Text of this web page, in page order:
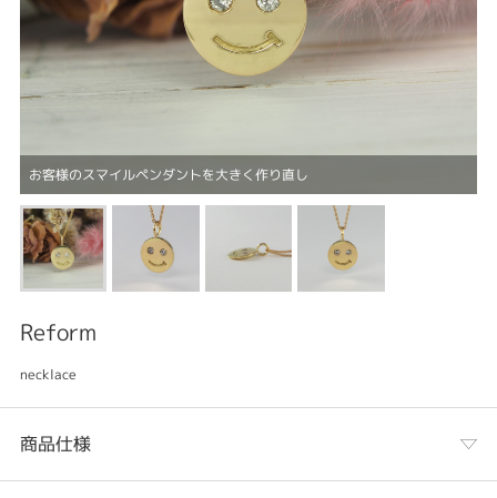
お客様のスマイルペンダントを大きく作り直し
Reform
necklace
商品仕様